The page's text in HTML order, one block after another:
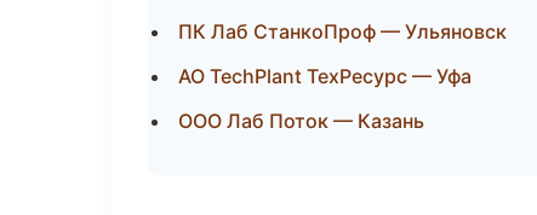
ПК Лаб СтанкоПроф — Ульяновск
АО TechPlant ТехРесурс — Уфа
ООО Лаб Поток — Казань